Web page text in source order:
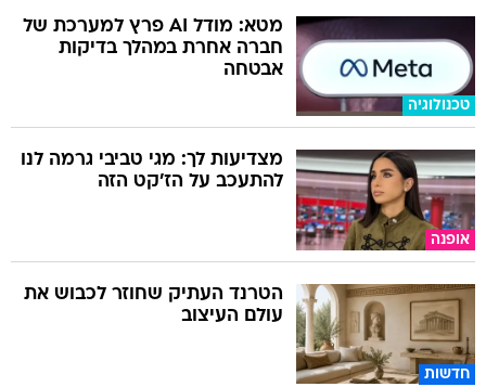
טכנולוגיה
מטא: מודל AI פרץ למערכת של
חברה אחרת במהלך בדיקות
אבטחה
אופנה
מצדיעות לך: מגי טביבי גרמה לנו
להתעכב על הז'קט הזה
חדשות
הטרנד העתיק שחוזר לכבוש את
עולם העיצוב